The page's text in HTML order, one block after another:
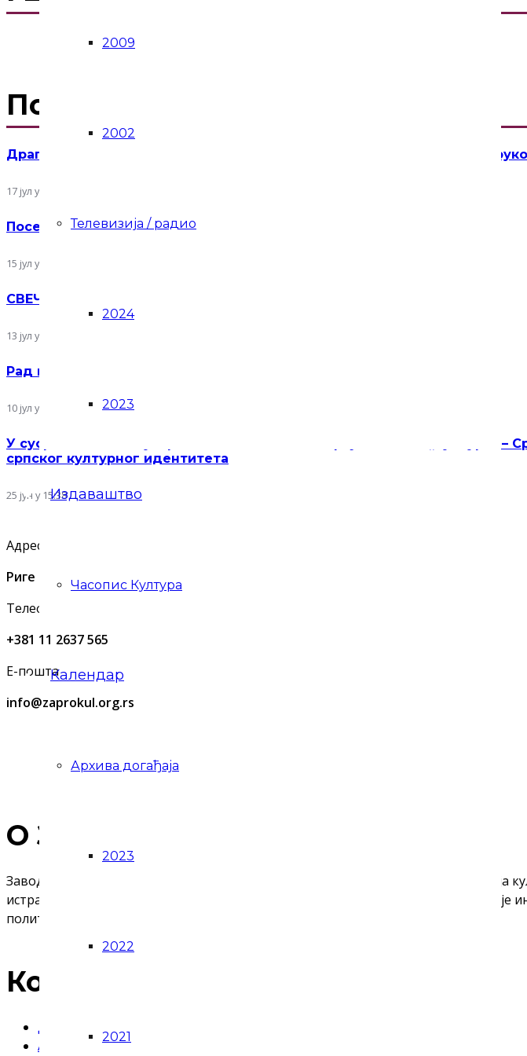
2009
2002
Телевизија / радио
2024
2023
Издаваштво
Часопис Култура
Календар
Архива догађаја
2023
2022
2021
Последње објаве
Драгомиру Лишчићу уручена књижевна награда „Новица Тадић“ за
17 јул у 14:04
Посета Симпозијуму скулптуре у теракоти Terra у Кикинди
15 јул у 14:42
СВЕЧАНА ДОДЕЛА КЊИЖЕВНЕ НАГРАДЕ „НОВИЦА ТАДИЋ“
13 јул у 12:02
Рад на пројекту „Ликовне манифестације у Србији
10 јул у 09:35
У сусрет Видовдану: представљен нови двоброј часописа „Култура“ –
српског културног идентитета
25 јун у 15:38
Адреса
Риге од Фере 4, Београд
Телефон
+381 11 2637 565
Е-пошта
info@zaprokul.org.rs
О Запрокулу
Завод за проучавање културног развитка (Запрокул) је јединствена
истраживањима, као и израдом студија, анализа и стратегија. Поред тога, издаје
политику – часопис Култура, као и многе друге публикације.
Корисни линкови
Делатност
Акти